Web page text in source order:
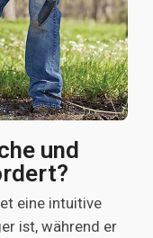
und
eine intuitive
ist, während er